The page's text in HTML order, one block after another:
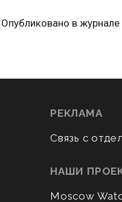
Опубликовано в журнале
РЕКЛАМА
Связь с
НАШИ
Moscow